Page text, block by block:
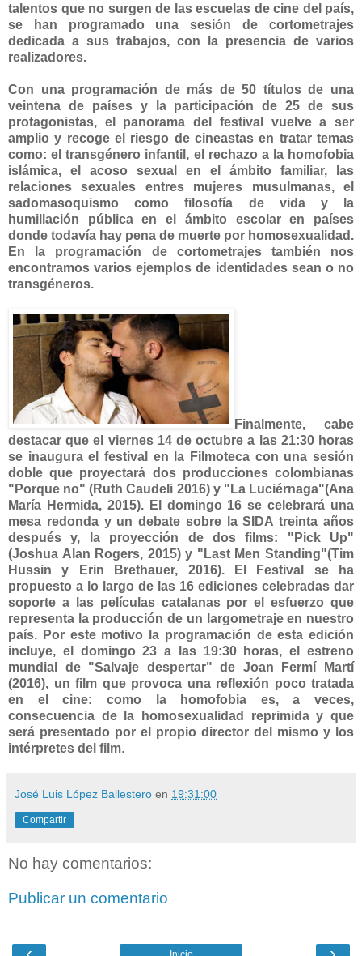
talentos que no surgen de las escuelas de cine del país,
se han programado una sesión de cortometrajes
dedicada a sus trabajos, con la presencia de varios
realizadores.
Con una programación de más de 50 títulos de una
veintena de países y la participación de 25 de sus
protagonistas, el panorama del festival vuelve a ser
amplio y recoge el riesgo de cineastas en tratar temas
como: el transgénero infantil, el rechazo a la homofobia
islámica, el acoso sexual en el ámbito familiar, las
relaciones sexuales entres mujeres musulmanas, el
sadomasoquismo como filosofía de vida y la
humillación pública en el ámbito escolar en países
donde todavía hay pena de muerte por homosexualidad.
En la programación de cortometrajes también nos
encontramos varios ejemplos de identidades sean o no
transgéneros.
Finalmente, cabe
destacar que el viernes 14 de octubre a las 21:30 horas
se inaugura el festival en la Filmoteca con una sesión
doble que proyectará dos producciones colombianas
"Porque no" (Ruth Caudeli 2016) y "La Luciérnaga"(Ana
María Hermida, 2015). El domingo 16 se celebrará una
mesa redonda y un debate sobre la SIDA treinta años
después y, la proyección de dos films: "Pick Up"
(Joshua Alan Rogers, 2015) y "Last Men Standing"(Tim
Hussin y Erin Brethauer, 2016). El Festival se ha
propuesto a lo largo de las 16 ediciones celebradas dar
soporte a las películas catalanas por el esfuerzo que
representa la producción de un largometraje en nuestro
país. Por este motivo la programación de esta edición
incluye, el domingo 23 a las 19:30 horas, el estreno
mundial de "Salvaje despertar" de Joan Fermí Martí
(2016), un film que provoca una reflexión poco tratada
en el cine: como la homofobia es, a veces,
consecuencia de la homosexualidad reprimida y que
será presentado por el propio director del mismo y los
intérpretes del film.
José Luis López Ballestero en 19:31:00
Compartir
No hay comentarios:
Publicar un comentario